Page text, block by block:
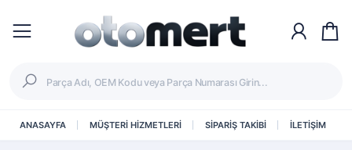
ANASAYFA MÜŞTERİ HİZMETLERİ SİPARİŞ TAKİBİ İLETİŞİM